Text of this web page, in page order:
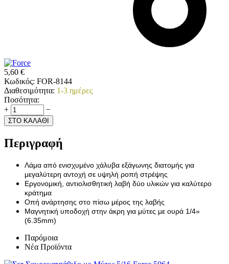
5,60 €
Κωδικός: FOR-8144
Διαθεσιμότητα: 1-3 ημέρες
Ποσότητα:
+
−
ΣΤΟ ΚΑΛΑΘΙ
Περιγραφή
Λάμα από ενισχυμένο χάλυβα εξάγωνης διατομής για
μεγαλύτερη αντοχή σε υψηλή ροπή στρέψης
Εργονομική, αντιολισθητική λαβή δύο υλικών για καλύτερο
κράτημα
Οπή ανάρτησης στο πίσω μέρος της λαβής
Μαγνητική υποδοχή στην άκρη για μύτες με ουρά 1/4»
(6.35mm)
Παρόμοια
Νέα Προϊόντα